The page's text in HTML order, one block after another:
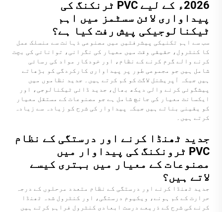
2026ء کے لیے PVC ٹرنکنگ کی
پیداواری لائن سسٹمز میں اہم
ٹیکنالوجیکی پیش رفت کیا ہے؟
سب سے اہم تکنیکی پیشرفتیں میں مصنوعی ذہانت سے منسلک عمل
کا کنٹرول، حقیقی وقت میں معیار کی نگرانی، توانائی کی بچت
کرنے والے گرم کرنے کے نظام، اور خودکار مواد کی رسائی
شامل ہیں جو مجموعی طور پر پیداواری کارکردگی کو بڑھاتے
ہیں جبکہ آپریشنل لاگت کو کم کرتے ہیں۔ جدید نظاموں میں
پیشگوئی کرنے والی دیکھ بھال، جدید ڈائی ٹیکنالوجی، اور
ایکسانٹ معیار کی جانچ شامل ہے جو مصنوعات کے مستقل معیار
کو یقینی بناتے ہیں جبکہ پیداوار کی شرح کو زیادہ سے زیادہ
کرتے ہیں۔
جدید ٹھنڈا کرنے اور درستگی کے نظام
PVC ٹرونکنگ کی پیداوار میں
مصنوعات کے معیار میں بہتری کیسے
لاتے ہیں؟
جدید ٹھنڈا کرنے اور درستگی کے نظام متعدد مرحلوں کے درجہ
حرارت کے کم ہونے، ویکیوم درستگی، اور کنٹرول شدہ ٹھنڈا
کرنے کی شرح کے ذریعے درست ابعادی کنٹرول فراہم کرتے ہیں